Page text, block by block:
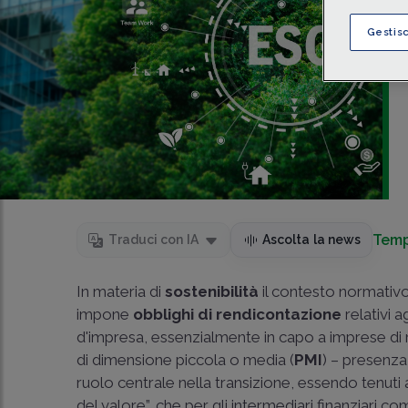
Traduci con IA Ascolta la news
In materia di sostenibilità il contesto
impone obblighi di rendicontazione relativi
d'impresa, essenzialmente in capo a imprese
di dimensione piccola o media (PMI) –
ruolo centrale nella transizione, essendo